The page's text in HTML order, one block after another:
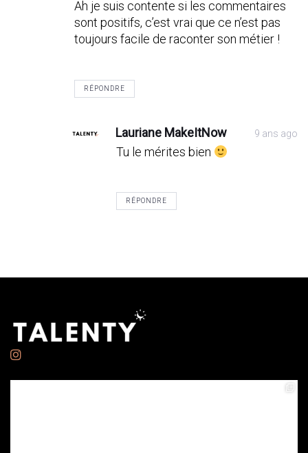
Ah je suis contente si les commentaires
sont positifs, c’est vrai que ce n’est pas
toujours facile de raconter son métier !
RÉPONDRE
Lauriane MakeItNow 9 ans ago
Tu le mérites bien
RÉPONDRE